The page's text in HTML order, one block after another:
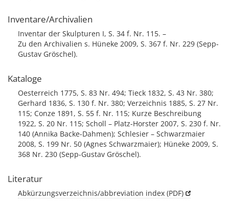
Inventare/Archivalien
Inventar der Skulpturen I, S. 34 f. Nr. 115. –
Zu den Archivalien s. Hüneke 2009, S. 367 f. Nr. 229 (Sepp-
Gustav Gröschel).
Kataloge
Oesterreich 1775, S. 83 Nr. 494; Tieck 1832, S. 43 Nr. 380;
Gerhard 1836, S. 130 f. Nr. 380; Verzeichnis 1885, S. 27 Nr.
115; Conze 1891, S. 55 f. Nr. 115; Kurze Beschreibung
1922, S. 20 Nr. 115; Scholl – Platz-Horster 2007, S. 230 f. Nr.
140 (Annika Backe-Dahmen); Schlesier – Schwarzmaier
2008, S. 199 Nr. 50 (Agnes Schwarzmaier); Hüneke 2009, S.
368 Nr. 230 (Sepp-Gustav Gröschel).
Literatur
Abkürzungsverzeichnis/abbreviation index (PDF)